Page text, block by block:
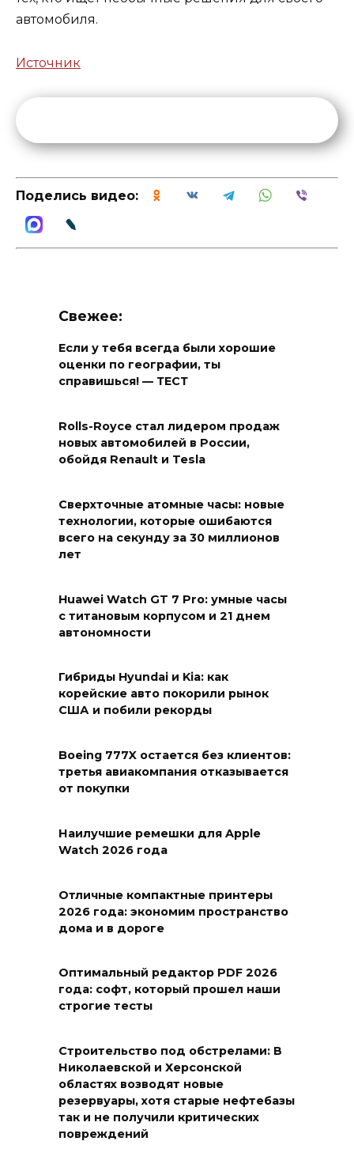
автомобиля.
Источник
Поделись видео:
Свежее:
Если у тебя всегда были хорошие
оценки по географии, ты
справишься! — ТЕСТ
Rolls-Royce стал лидером продаж
новых автомобилей в России,
обойдя Renault и Tesla
Сверхточные атомные часы: новые
технологии, которые ошибаются
всего на секунду за 30 миллионов
лет
Huawei Watch GT 7 Pro: умные часы
с титановым корпусом и 21 днем
автономности
Гибриды Hyundai и Kia: как
корейские авто покорили рынок
США и побили рекорды
Boeing 777X остается без клиентов:
третья авиакомпания отказывается
от покупки
Наилучшие ремешки для Apple
Watch 2026 года
Отличные компактные принтеры
2026 года: экономим пространство
дома и в дороге
Оптимальный редактор PDF 2026
года: софт, который прошел наши
строгие тесты
Строительство под обстрелами: В
Николаевской и Херсонской
областях возводят новые
резервуары, хотя старые нефтебазы
так и не получили критических
повреждений